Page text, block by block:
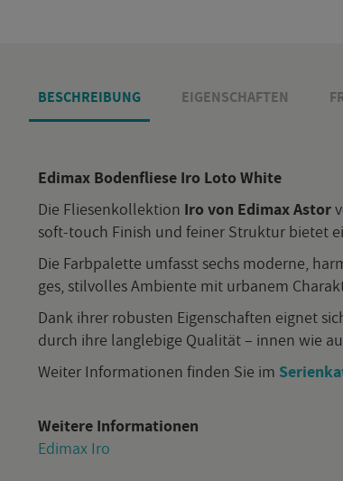
BE­SCHREI­BUNG EI­GEN­SCHAF­TEN
Edi­max Bo­den­flie­se Iro Loto White
Die Flie­sen­kol­lek­ti­on Iro von Edi­max Astor
soft-touch Fi­nish und fei­ner Struk­tur bie­tet
Die Farb­pa­let­te um­fasst sechs mo­der­ne,
ges, stil­vol­les Am­bi­en­te mit ur­ba­nem
Dank ihrer ro­bus­ten Ei­gen­schaf­ten eig­net
durch ihre lang­le­bi­ge Qua­li­tät – innen wie
Wei­ter In­for­ma­tio­nen fin­den Sie im
Wei­te­re In­for­ma­tio­nen
Edi­max Iro